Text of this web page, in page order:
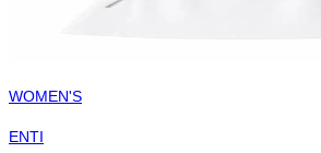
WOMEN'S
ENTI